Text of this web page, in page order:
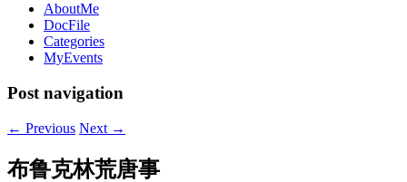
AboutMe
DocFile
Categories
MyEvents
Post navigation
← Previous Next →
布鲁克林荒唐事